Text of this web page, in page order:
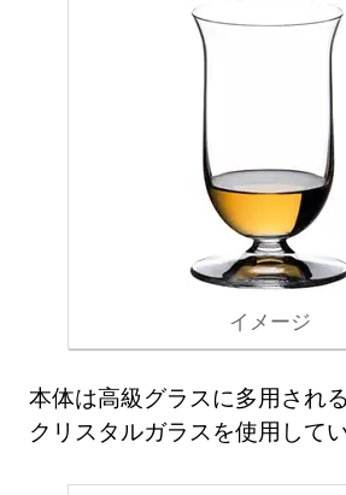
イメージ
本体は高級グラスに多用され
クリスタルガラスを使用してい